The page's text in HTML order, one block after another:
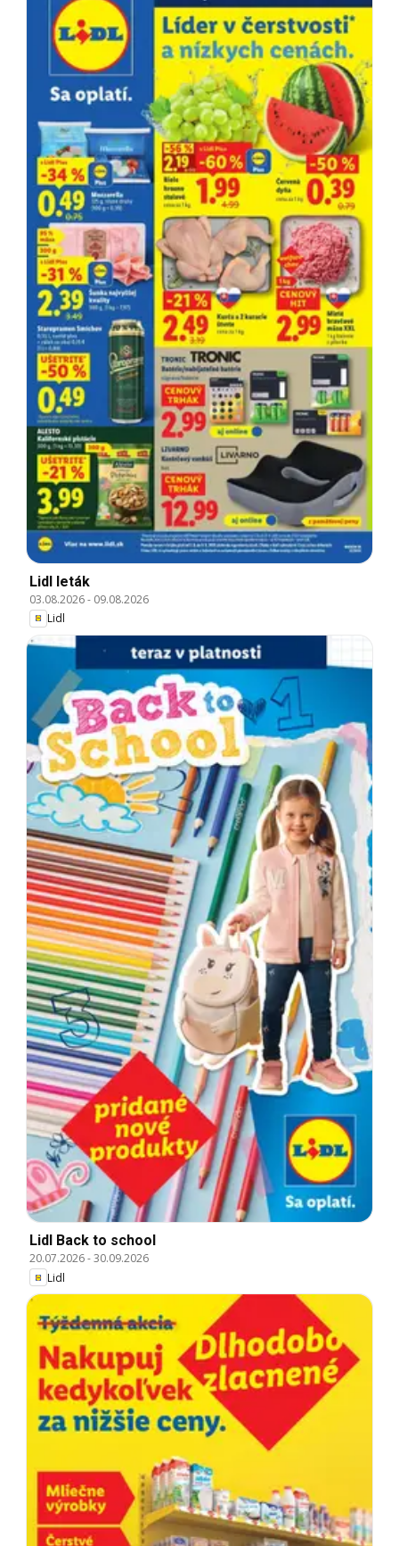
Lidl leták
03.08.2026- 09.08.2026
Lidl
Lidl Back to school
20.07.2026-30.09.2026
Lidl